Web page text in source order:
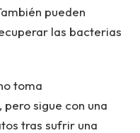
pueden
las bacterias
toma
sigue con una
tras sufrir una